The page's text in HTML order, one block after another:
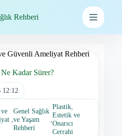
Rehberi
Güvenli Ameliyat Rehberi
Kadar Sürer?
12:12
,
Genel Sağlık
ve Yaşam
Rehberi
,
Plastik,
Estetik ve
Onarıcı
Cerrahi